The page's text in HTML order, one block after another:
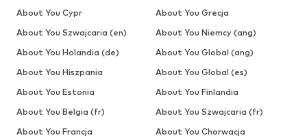
About You Cypr
About You Grecja
About You Szwajcaria (en)
About You Niemcy (ang)
About You Holandia (de)
About You Global (ang)
About You Hiszpania
About You Global (es)
About You Estonia
About You Finlandia
About You Belgia (fr)
About You Szwajcaria (fr)
About You Francja
About You Chorwacja